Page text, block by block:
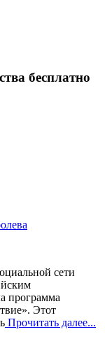
бесплатно
сети
программа
Этот
Прочитать далее...